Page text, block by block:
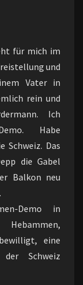
für mich im
und
Vater in
rein und
Ich
Habe
Schweiz. Das
die Gabel
Balkon neu
Demo in
eine
Schweiz